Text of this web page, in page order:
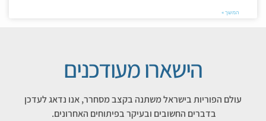
המשך »
הישארו מעודכנים
עולם הפוריות בישראל משתנה בקצב מסחרר, אנו נדאג לעדכן
בדברים החשובים ובעיקר בפיתוחים האחרונים.